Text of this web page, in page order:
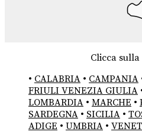
Clicca
• CALABRIA • CAMPANIA
FRIULI VENEZIA GIULIA
LOMBARDIA • MARCHE •
SARDEGNA • SICILIA •
ADIGE • UMBRIA •